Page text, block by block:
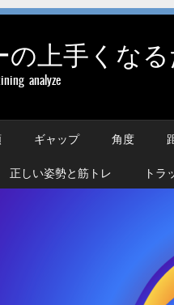
の上手くな
analyze
ギャップ 角度
正しい姿勢と筋トレ トラ